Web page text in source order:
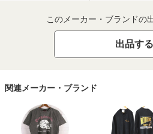
このメーカー・ブランドの
出品する
関連メーカー・ブランド